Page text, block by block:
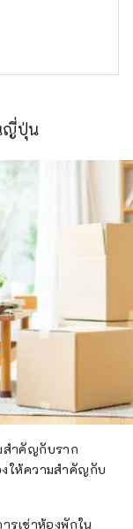
ญี่ปุ่น
สำคัญกับราก
ให้ความสำคัญกับ
รเช่าห้องพักใน